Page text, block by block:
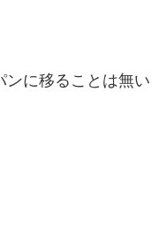
ンに移ることは無い